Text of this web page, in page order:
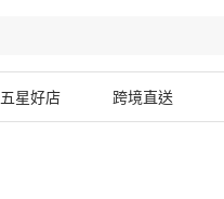
五星好店 跨境直送